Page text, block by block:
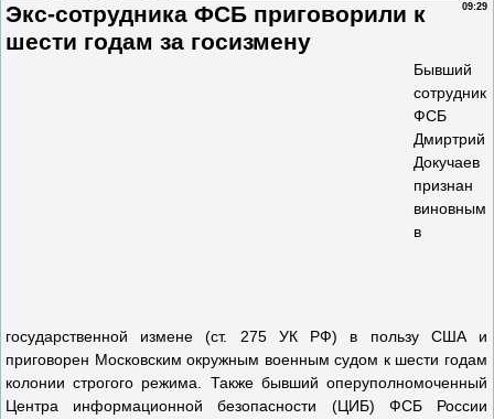
09:29
Экс-сотрудника ФСБ приговорили к
шести годам за госизмену
Бывший
сотрудник
ФСБ
Дмиртрий
Докучаев
признан
виновным
в
государственной измене (ст. 275 УК РФ) в пользу США и
приговорен Московским окружным военным судом к шести годам
колонии строгого режима. Также бывший оперуполномоченный
Центра информационной безопасности (ЦИБ) ФСБ России